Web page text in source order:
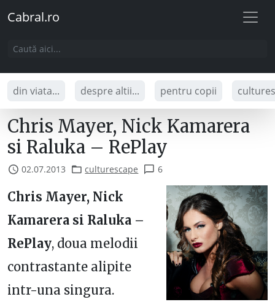
Cabral.ro
din viata... despre altii... pentru copii
Chris Mayer, Nick Kamarera
si Raluka – RePlay
02.07.2013 culturescape 6
Chris Mayer, Nick
Kamarera si Raluka –
RePlay, doua melodii
contrastante alipite
intr-una singura.